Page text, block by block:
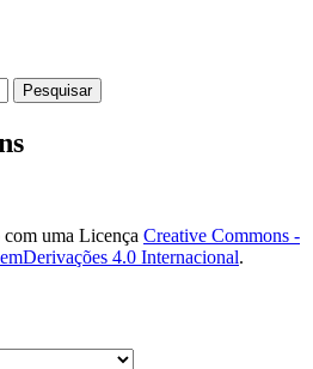
uma Licença Creative Commons -
4.0 Internacional.